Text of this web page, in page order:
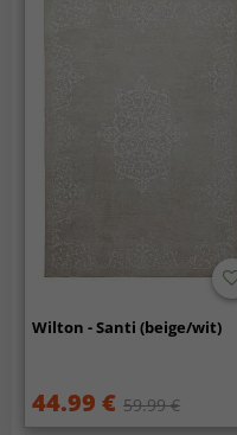
Wilton - Santi (beige/wit)
44.99 € 59.99 €